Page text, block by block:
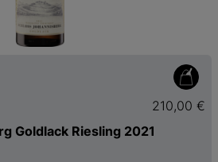
210,00 €
Goldlack Riesling 2021